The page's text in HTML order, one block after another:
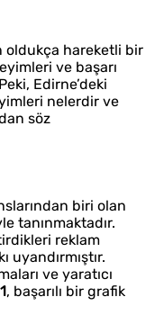
oldukça hareketli bir
ve başarı
Edirne’deki
nelerdir ve
söz
biri olan
tanınmaktadır.
reklam
uyandırmıştır.
ve yaratıcı
1, başarılı bir grafik